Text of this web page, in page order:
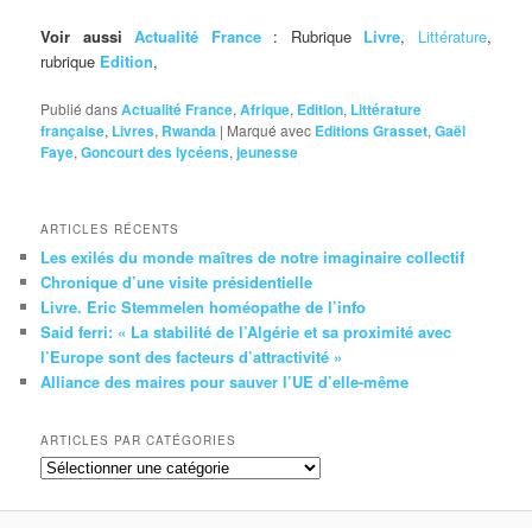
Voir aussi Actualité France: Rubrique Livre, Littérature,
rubrique Edition,
Publié dansActualité France,Afrique, Edition, Littérature
française, Livres, Rwanda | Marqué avec Editions Grasset,Gaël
Faye,Goncourt des lycéens,jeunesse
ARTICLES RÉCENTS
Les exilés du monde maîtres de notre imaginaire collectif
Chronique d’une visite présidentielle
Livre. Eric Stemmelen homéopathe de l’info
Said ferri: « La stabilité de l’Algérie et sa proximité avec
l’Europe sont des facteurs d’attractivité »
Alliance des maires pour sauver l’UE d’elle-même
ARTICLES PAR CATÉGORIES
Articles
catégories